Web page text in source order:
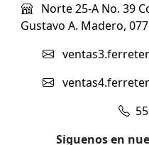
Norte 25-A No. 39
Gustavo A. Madero,
Siguenos en